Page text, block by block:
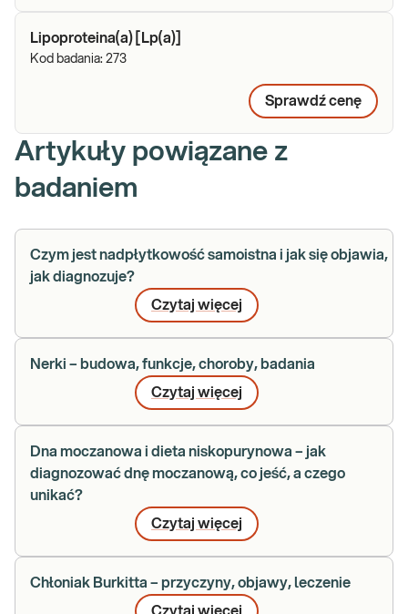
Lipoproteina(a) [Lp(a)]
Kod badania: 273
Sprawdź cenę
Artykuły powiązane z
badaniem
Czym jest nadpłytkowość samoistna i jak się objawia,
jak diagnozuje?
Czytaj więcej
Nerki – budowa, funkcje, choroby, badania
Czytaj więcej
Dna moczanowa i dieta niskopurynowa – jak
diagnozować dnę moczanową, co jeść, a czego
unikać?
Czytaj więcej
Chłoniak Burkitta – przyczyny, objawy, leczenie